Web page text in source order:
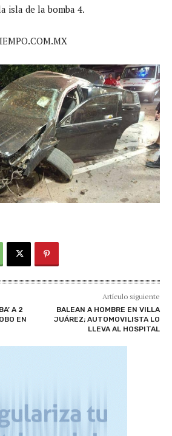
isla de la bomba 4.
A 2
EN
Artículo siguiente
BALEAN A HOMBRE EN VILLA
JUÁREZ; AUTOMOVILISTA LO
LLEVA AL HOSPITAL